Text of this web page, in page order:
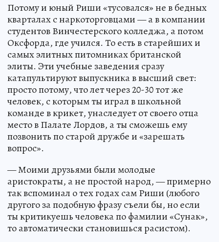
Потому и юный Риши «тусовался» не в бедных
кварталах с наркоторговцами — а в компании
студентов Винчестерского колледжа, а потом
Оксфорда, где учился. То есть в старейших и
самых элитных питомниках британской
элиты. Эти учебные заведения сразу
катапультируют выпускника в высший свет:
просто потому, что лет через 20-30 тот же
человек, с которым ты играл в школьной
команде в крикет, унаследует от своего отца
место в Палате Лордов, а ты сможешь ему
позвонить по старой дружбе и «зарешать
вопрос».
— Моими друзьями были молодые
аристократы, а не простой народ, — примерно
так вспоминал о тех годах сам Риши (любого
другого за подобную фразу съели бы, но если
ты критикуешь человека по фамилии «Сунак»,
то автоматически становишься расистом).